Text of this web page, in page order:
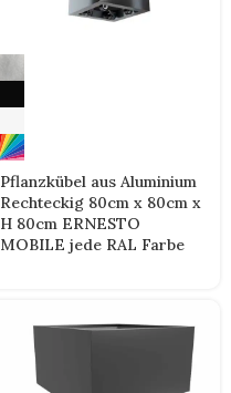
Pflanzkübel aus Aluminium
Rechteckig 80cm x 80cm x
H 80cm ERNESTO
MOBILE jede RAL Farbe